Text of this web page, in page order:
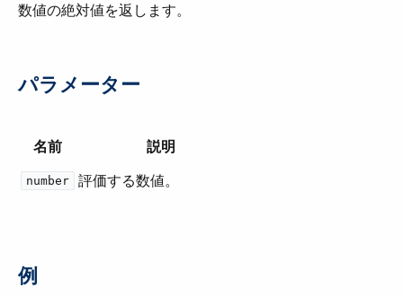
数値の絶対値を返します。
パラメーター
名前 説明
number 評価する数値。
例